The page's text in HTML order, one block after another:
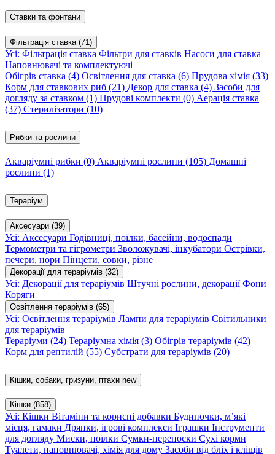
Ставки та фонтани
Фільтрація ставка (71)
Усі: Фільтрація ставка Фільтри для ставків Насоси для ставка
Наповнювачі та комплектуючі
Обігрів ставка (4) Освітлення для ставка (6) Прудова хімія (33)
Корм для ставкових риб (21) Декор для ставка (4) Засоби для
догляду за ставком (1) Прудові комплекти (0) Аерація ставка
(37) Стерилізатори (10)
Рибки та рослини
Акваріумні рибки (0) Акваріумні рослини (105) Домашні
рослини (1)
Тераріум
Аксесуари (39)
Усі: Аксесуари Годівниці, поїлки, басейни, водоспади
Термометри та гігрометри Зволожувачі, інкубатори Острівки,
печери, нори Пінцети, совки, різне
Декорації для тераріумів (32)
Усі: Декорації для тераріумів Штучні рослини, декораціїФони
Коряги
Освітлення тераріумів (65)
Усі: Освітлення тераріумів Лампи для тераріумів Світильники
для тераріумів
Тераріуми (24) Тераріумна хімія (3) Обігрів тераріумів (42)
Корм для рептилій (55) Субстрати для тераріумів (20)
Кішки, собаки, гризуни, птахи new
Кішки (858)
Усі: Кішки Вітаміни та корисні добавки Будиночки, м’які
місця, гамаки Дряпки, ігрові комплекси Іграшки Інструменти
для догляду Миски, поїлки Сумки-переноски Сухі корми
Туалети, наповнювачі, хімія для дому Засоби від бліх і кліщів